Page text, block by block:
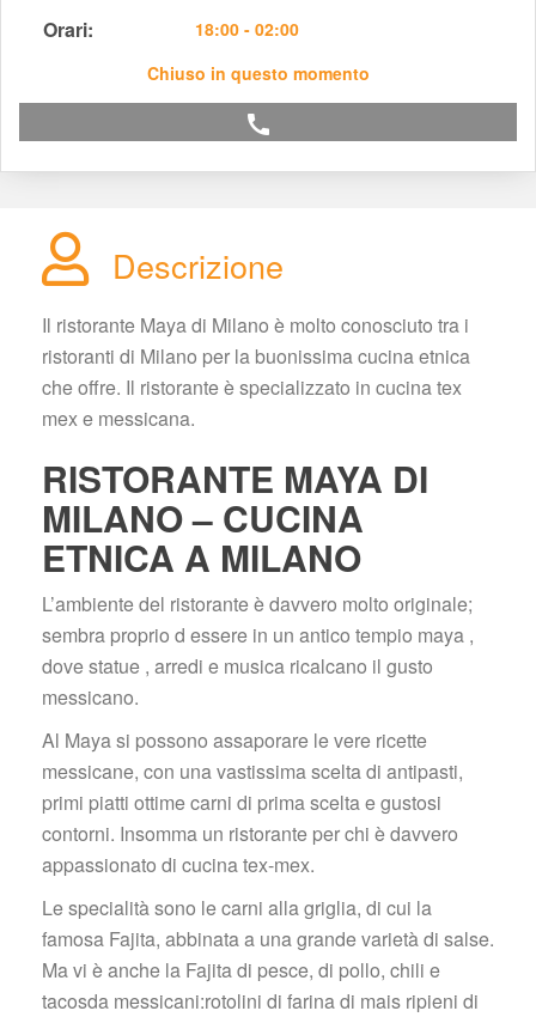
Orari:
18:00 - 02:00
Chiuso in questo momento
call
Descrizione
Il ristorante Maya di Milano è molto conosciuto tra i
ristoranti di Milano per la buonissima cucina etnica
che offre. Il ristorante è specializzato in cucina tex
mex e messicana.
RISTORANTE MAYA DI
MILANO – CUCINA
ETNICA A MILANO
L’ambiente del ristorante è davvero molto originale;
embra proprio d essere in un antico tempio maya ,
dove statue , arredi e musica ricalcano il gusto
messicano.
Al Maya si possono assaporare le vere ricette
messicane, con una vastissima scelta di antipasti,
primi piatti ottime carni di prima scelta e gustosi
contorni. Insomma un ristorante per chi è davvero
appassionato di cucina tex-mex.
Le specialità sono le carni alla griglia, di cui la
famosa Fajita, abbinata a una grande varietà di salse.
Ma vi è anche la Fajita di pesce, di pollo, chili e
tacosda messicani:rotolini di farina di mais ripieni di